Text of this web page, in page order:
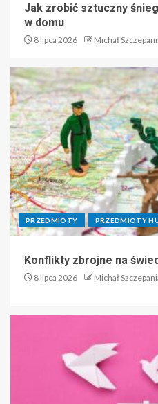
Jak zrobić sztuczny
w domu
8 lipca 2026 Michał
PRZEDMIOTY PRZEDMIOTY
Konflikty zbrojne na
8 lipca 2026 Michał